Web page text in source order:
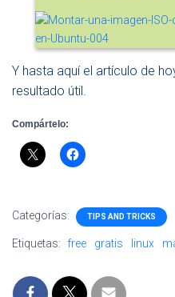
Y hasta aquí el artículo de
resultado útil.
Compártelo:
Categorías: TIPS AND TRICKS
Etiquetas: free gratis linux